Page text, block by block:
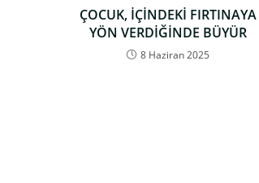
ÇOCUK, İÇİNDEKİ FIRTINAYA
YÖN VERDİĞİNDE BÜYÜR
8 Haziran 2025